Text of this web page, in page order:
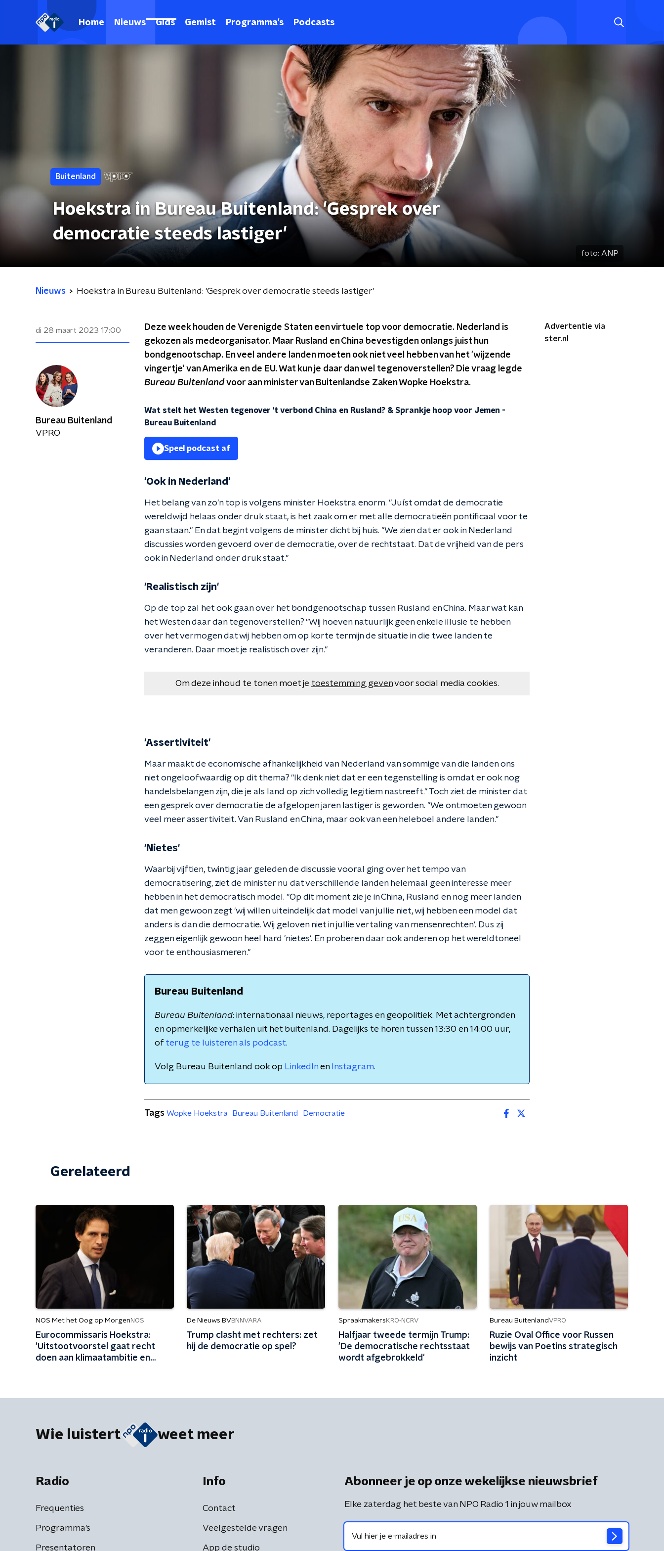
Home Nieuws Gids Gemist Programma's Podcasts
Buitenland
Hoekstra in Bureau Buitenland: 'Gesprek over
democratie steeds lastiger'
foto: ANP
Nieuws Hoekstra in Bureau Buitenland: 'Gesprek over democratie steeds lastiger'
di 28 maart 2023 17:00
Deze week houden de Verenigde Staten een virtuele top voor democratie. Nederland is
gekozen als medeorganisator. Maar Rusland en China bevestigden onlangs juist hun
bondgenootschap. En veel andere landen moeten ook niet veel hebben van het 'wijzende
vingertje' van Amerika en de EU. Wat kun je daar dan wel tegenoverstellen? Die vraag legde
Bureau Buitenland voor aan minister van Buitenlandse Zaken Wopke Hoekstra.
Wat stelt het Westen tegenover 't verbond China en Rusland? & Sprankje hoop voor Jemen -
Bureau Buitenland
Speel podcast af
'Ook in Nederland'
Het belang van zo'n top is volgens minister Hoekstra enorm. "Juíst omdat de democratie
wereldwijd helaas onder druk staat, is het zaak om er met alle democratieën pontificaal voor te
gaan staan." En dat begint volgens de minister dicht bij huis. "We zien dat er ook in Nederland
discussies worden gevoerd over de democratie, over de rechtstaat. Dat de vrijheid van de pers
ook in Nederland onder druk staat."
'Realistisch zijn'
Op de top zal het ook gaan over het bondgenootschap tussen Rusland en China. Maar wat kan
het Westen daar dan tegenoverstellen? "Wij hoeven natuurlijk geen enkele illusie te hebben
over het vermogen dat wij hebben om op korte termijn de situatie in die twee landen te
veranderen. Daar moet je realistisch over zijn."
Om deze inhoud te tonen moet je toestemming gevenvoor social media cookies.
'Assertiviteit'
Maar maakt de economische afhankelijkheid van Nederland van sommige van die landen ons
niet ongeloofwaardig op dit thema? "Ik denk niet dat er een tegenstelling is omdat er ook nog
handelsbelangen zijn, die je als land op zich volledig legitiem nastreeft." Toch ziet de minister dat
een gesprek over democratie de afgelopen jaren lastiger is geworden. "We ontmoeten gewoon
veel meer assertiviteit. Van Rusland en China, maar ook van een heleboel andere landen."
'Nietes'
Waarbij vijftien, twintig jaar geleden de discussie vooral ging over het tempo van
democratisering, ziet de minister nu dat verschillende landen helemaal geen interesse meer
hebben in het democratisch model. "Op dit moment zie je in China, Rusland en nog meer landen
dat men gewoon zegt 'wij willen uiteindelijk dat model van jullie niet, wij hebben een model dat
anders is dan die democratie. Wij geloven niet in jullie vertaling van mensenrechten'. Dus zij
zeggen eigenlijk gewoon heel hard 'nietes'. En proberen daar ook anderen op het wereldtoneel
voor te enthousiasmeren."
Bureau Buitenland
Bureau Buitenland: internationaal nieuws, reportages en geopolitiek. Met achtergronden
en opmerkelijke verhalen uit het buitenland. Dagelijks te horen tussen 13:30 en 14:00 uur,
of terug te luisteren als podcast.
Volg Bureau Buitenland ook op LinkedIn en Instagram.
Advertentie via
ster.nl
Bureau Buitenland
VPRO
Tags Wopke Hoekstra Bureau Buitenland Democratie
Gerelateerd
NOS Met het Oog op Morgen NOS
Eurocommissaris Hoekstra:
'Uitstootvoorstel gaat recht
doen aan klimaatambitie en
De Nieuws BVBNNVARA
Trump clasht met rechters: zet
hij de democratie op spel?
Spraakmakers KRO-NCRV
Halfjaar tweede termijn Trump:
'De democratische rechtsstaat
wordt afgebrokkeld'
Bureau BuitenlandVPRO
Ruzie Oval Office voor Russen
bewijs van Poetins strategisch
inzicht
Wie luistert weet meer
Radio
Frequenties
Programma's
Presentatoren
Info
Contact
Veelgestelde vragen
App de studio
Abonneer je op onze wekelijkse nieuwsbrief
Elke zaterdag het beste van NPO Radio 1 in jouw mailbox